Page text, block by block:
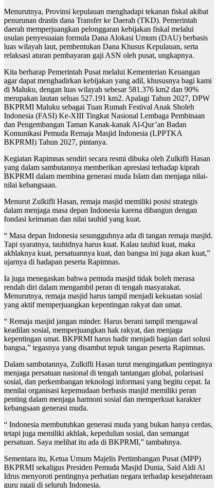
Menurutnya, Provinsi kepulauan menghadapi tekanan fiskal akibat
penurunan drastis dana Transfer ke Daerah (TKD). Pemerintah
daerah memperjuangkan pelonggaran kebijakan fiskal melalui
usulan penyesuaian formula Dana Alokasi Umum (DAU) berbasis
luas wilayah laut, pembentukan Dana Khusus Kepulauan, serta
relaksasi aturan pembayaran gaji ASN oleh pusat, ungkapnya.
Kita berharap Pemerintah Pusat melalui Kementerian Keuangan
agar dapat menghadirkan kebijakan yang adil, khususnya bagi kami
di Maluku, dengan luas wilayah sebesar 581.376 km2 dan 90%
merupakan lautan seluas 527.191 km2. Apalagi Tahun 2027, DPW
BKPRMI Maluku sebagai Tuan Rumah Festival Anak Sholeh
Indonesia (FASI) Ke-XIII Tingkat Nasional Lembaga Pembinaan
dan Pengembangan Taman Kanak-kanak Al-Qur’an Badan
Komunikasi Pemuda Remaja Masjid Indonesia (LPPTKA
BKPRMI) Tahun 2027, pintanya.
Kegiatan Rapimnas sendiri secara resmi dibuka oleh Zulkifli Hasan
yang dalam sambutannya memberikan apresiasi terhadap kiprah
BKPRMI dalam membina generasi muda Islam dan menjaga nilai-
nilai kebangsaan.
Menurut Zulkifli Hasan, remaja masjid memiliki posisi strategis
dalam menjaga masa depan Indonesia karena dibangun dengan
fondasi keimanan dan nilai tauhid yang kuat.
“ Masa depan Indonesia sesungguhnya ada di tangan remaja masjid.
Tapi syaratnya, tauhidnya harus kuat. Kalau tauhid kuat, maka
akhlaknya kuat, persatuannya kuat, dan bangsa ini juga akan kuat,”
ujarnya di hadapan peserta Rapimnas.
Ia juga menegaskan bahwa pemuda masjid tidak boleh merasa
rendah diri dalam mengambil peran di tengah masyarakat.
Menurutnya, remaja masjid harus tampil menjadi kekuatan sosial
yang aktif memperjuangkan kepentingan rakyat dan umat.
“ Remaja masjid jangan minder. Harus berani tampil mengawal
keadilan sosial, memperjuangkan hak rakyat, dan menjaga
kepentingan umat. BKPRMI harus hadir menjadi bagian dari solusi
bangsa,” tegasnya yang disambut tepuk tangan peserta Rapimnas.
Dalam sambutannya, Zulkifli Hasan turut mengingatkan pentingnya
menjaga persatuan nasional di tengah tantangan global, polarisasi
sosial, dan perkembangan teknologi informasi yang begitu cepat. Ia
menilai organisasi kepemudaan berbasis masjid memiliki peran
penting dalam menjaga harmoni sosial dan memperkuat karakter
kebangsaan generasi muda.
“ Indonesia membutuhkan generasi muda yang bukan hanya cerdas,
tetapi juga memiliki akhlak, kepedulian sosial, dan semangat
persatuan. Saya melihat itu ada di BKPRMI,” tambahnya.
Sementara itu, Ketua Umum Majelis Pertimbangan Pusat (MPP)
BKPRMI sekaligus Presiden Pemuda Masjid Dunia, Said Aldi Al
Idrus menyoroti pentingnya perhatian negara terhadap kesejahteraan
guru ngaji di seluruh Indonesia.